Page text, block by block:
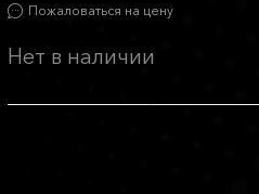
Пожаловаться на цену
Нет в наличии